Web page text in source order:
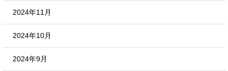
2024年11月
2024年10月
2024年9月